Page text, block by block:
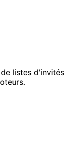
listes d'invités